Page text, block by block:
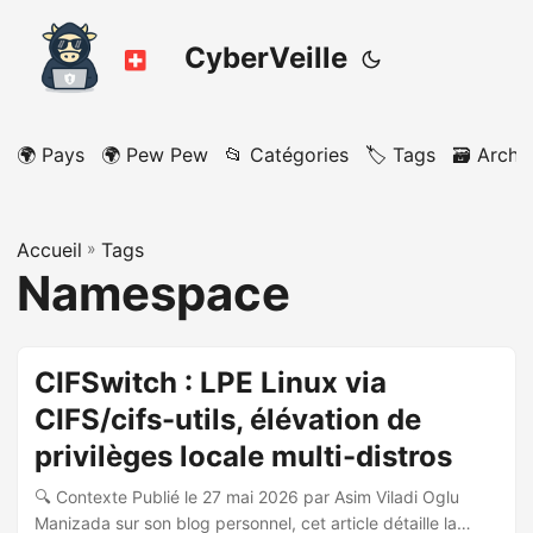
CyberVeille
🌍 Pays 🌍 Pew Pew 📂 Catégories 🏷️ Tags 🗃️
Accueil » Tags
Namespace
CIFSwitch : LPE Linux via
CIFS/cifs-utils, élévation de
privilèges locale multi-distros
🔍 Contexte Publié le 27 mai 2026 par Asim Viladi Oglu
Manizada sur son blog personnel, cet article détaille la